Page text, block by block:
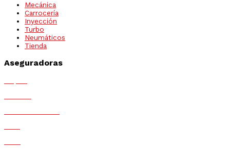
Mecánica
Carrocería
Inyección
Turbo
Neumáticos
Tienda
Aseguradoras